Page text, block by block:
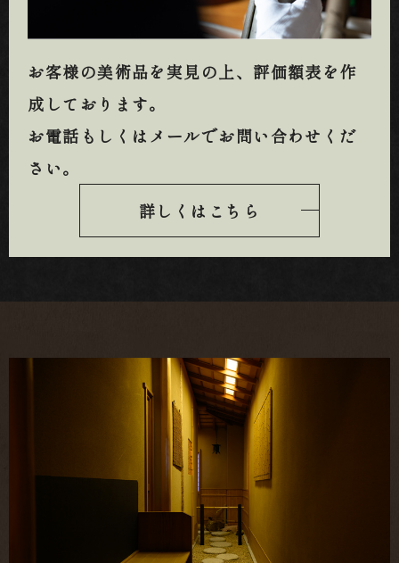
お客様の美術品を実見の上、 評価額表を作
成しております。
お電話もしくはメールでお問い合わせくだ
さい。
詳しくはこちら